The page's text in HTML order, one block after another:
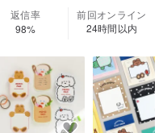
返信率
98%
前回オンライン
24時間以内